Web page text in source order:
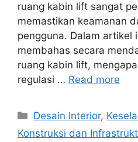
ruang kabin lift sangat
memastikan keamanan
pengguna. Dalam artikel
membahas secara
ruang kabin lift,
regulasi … Read more
Categories
Desain Interior,
Konstruksi dan